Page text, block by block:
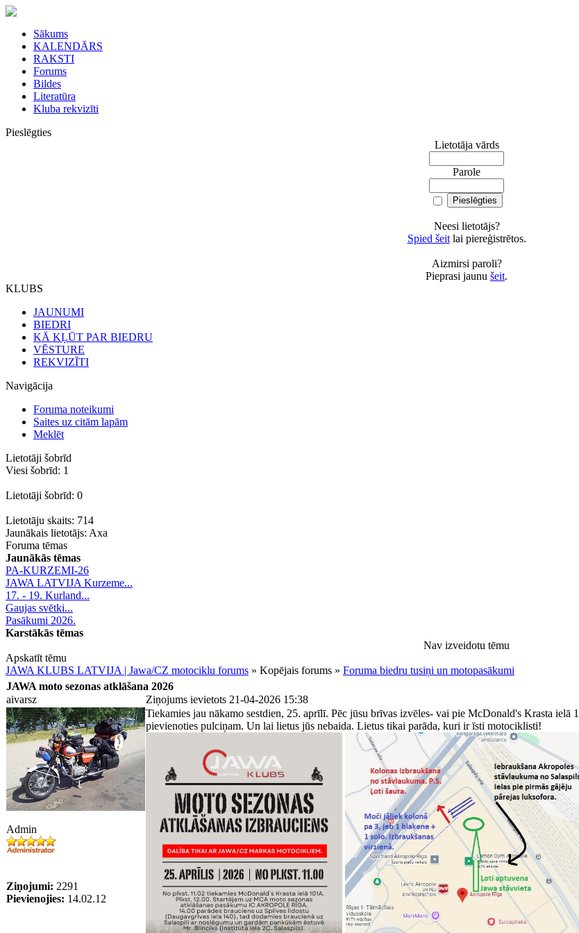
Sākums
KALENDĀRS
RAKSTI
Forums
Bildes
Literatūra
Kluba rekvizīti
Pieslēgties
Lietotāja vārds
Parole
Neesi lietotājs?
Spied šeitlai piereģistrētos.
Aizmirsi paroli?
Pieprasi jaunu šeit.
KLUBS
JAUNUMI
BIEDRI
KĀ KĻŪT PAR BIEDRU
VĒSTURE
REKVIZĪTI
Navigācija
Foruma noteikumi
Saites uz citām lapām
Meklēt
Lietotāji šobrīd
Viesi šobrīd: 1
Lietotāji šobrīd: 0
Lietotāju skaits: 714
Jaunākais lietotājs: Axa
Foruma tēmas
Jaunākās tēmas
PA-KURZEMI-26
JAWA LATVIJA Kurzeme...
17. - 19. Kurland...
Gaujas svētki...
Pasākumi 2026.
Karstākās tēmas
Nav izveidotu tēmu
Apskatīt tēmu
JAWA KLUBS LATVIJA | Jawa/CZ motociklu forums » Kopējais forums » Foruma biedru tusiņi un motopasākumi
JAWA moto sezonas atklāšana 2026
aivarsz
Ziņojums ievietots 21-04-2026 15:38
Admin
Ziņojumi: 2291
Pievienojies: 14.02.12
Tiekamies jau nākamo sestdien, 25. aprīlī. Pēc jūsu brīvas izvēles- vai pie McDonald's Krasta
pievienoties pulciņam. Un lai lietus jūs nebaida. Lietus tikai parāda, kuri ir īsti motociklisti!